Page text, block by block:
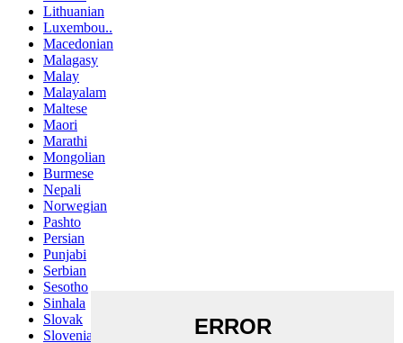
Lithuanian
Luxembou..
Macedonian
Malagasy
Malay
Malayalam
Maltese
Maori
Marathi
Mongolian
Burmese
Nepali
Norwegian
Pashto
Persian
Punjabi
Serbian
Sesotho
Sinhala
Slovak
Slovenian